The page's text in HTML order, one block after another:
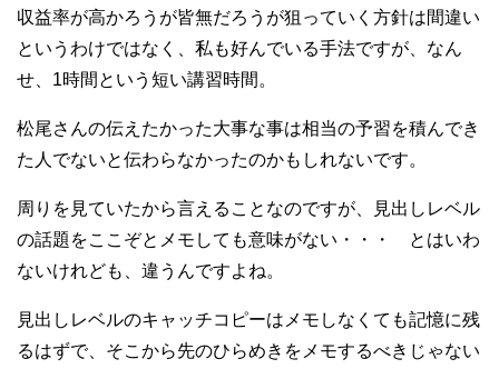
収益率が高かろうが皆無だろうが狙っていく方針は間違い
というわけではなく、私も好んでいる手法ですが、なん
せ、1時間という短い講習時間。
松尾さんの伝えたかった大事な事は相当の予習を積んでき
た人でないと伝わらなかったのかもしれないです。
周りを見ていたから言えることなのですが、見出しレベル
の話題をここぞとメモしても意味がない・・・ とはいわ
ないけれども、違うんですよね。
見出しレベルのキャッチコピーはメモしなくても記憶に残
るはずで、そこから先のひらめきをメモするべきじゃない